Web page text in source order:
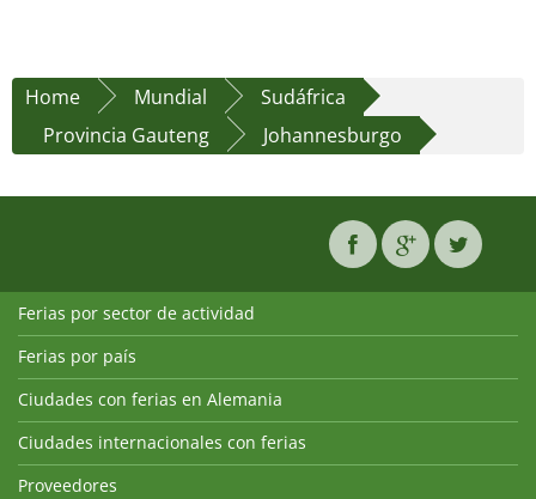
Home Mundial
Sudáfrica
Provincia Gauteng
Johannesburgo
Ferias por sector de actividad
Ferias por país
Ciudades con ferias en Alemania
Ciudades internacionales con ferias
Proveedores